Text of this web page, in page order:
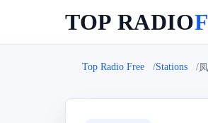
TOP RADIO
Top Radio Free Stations